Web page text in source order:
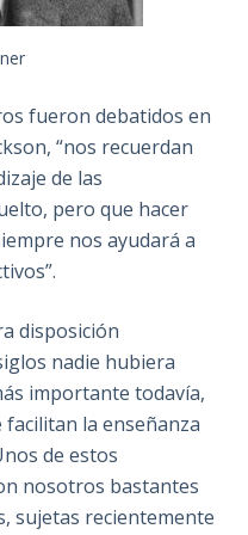
fueron debatidos en
“nos recuerdan
de las
pero que hacer
nos ayudará a
disposición
nadie hubiera
importante todavía,
la enseñanza
de estos
nosotros bastantes
sujetas recientemente